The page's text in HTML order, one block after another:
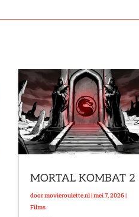
MORTAL KOMBAT 2
doormovieroulette.nl|mei 7, 2026|
Films